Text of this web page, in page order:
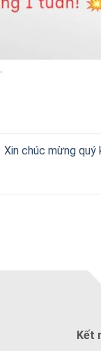
Xin chúc mừng
Kết